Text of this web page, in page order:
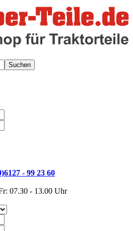
Suchen
- 99 23 60
07.30 - 13.00 Uhr